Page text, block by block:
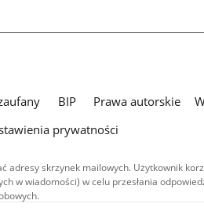
BIP Prawa autorskie
prywatności
adresy skrzynek mailowych. Użytkownik
w wiadomości) w celu przesłania